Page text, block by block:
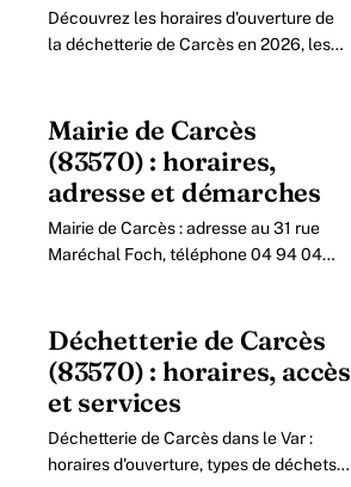
Découvrez les horaires d'ouverture de
la déchetterie de Carcès en 2026, les
Mairie de Carcès
(83570) : horaires,
adresse et démarches
Mairie de Carcès : adresse au 31 rue
Maréchal Foch, téléphone 04 94 04
administratives.
Déchetterie de Carcès
(83570) : horaires, accès
et services
Déchetterie de Carcès dans le Var :
horaires d'ouverture, types de déchets